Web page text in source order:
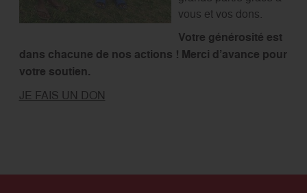
vous et vos dons.
Votre générosité est
dans chacune de nos actions ! Merci d’avance pour
votre soutien.
JE FAIS UN DON